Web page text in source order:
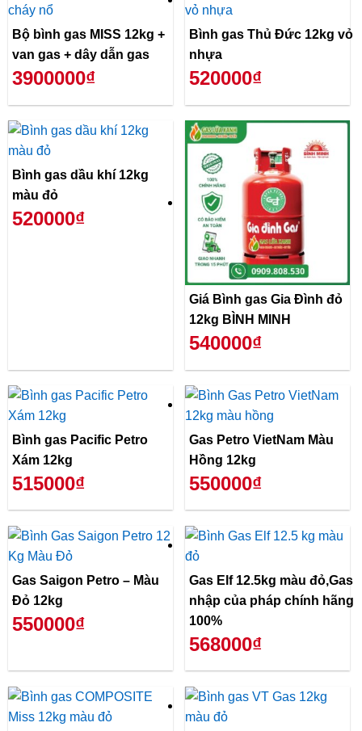
Bộ bình gas MISS 12kg +
van gas + dây dẫn gas
3900000₫
Bình gas Thủ Đức 12kg vỏ
nhựa
520000₫
Bình gas dầu khí 12kg
màu đỏ
520000₫
Giá Bình gas Gia Đình đỏ
12kg BÌNH MINH
540000₫
Bình gas Pacific Petro
Xám 12kg
515000₫
Gas Petro VietNam Màu
Hồng 12kg
550000₫
Gas Saigon Petro – Màu
Đỏ 12kg
550000₫
Gas Elf 12.5kg màu đỏ,Gas
nhập của pháp chính hãng
100%
568000₫